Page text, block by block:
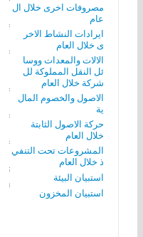
مصروفات اخرى خلال ال
عام
ايرادات النشاط الاخر
ى خلال العام
الالات والمعدات ووسا
ئل النقل المملوكة لل
شركة خلال العام
الاصول والخصوم المال
ية
حركة الاصول الثابتة
خلال العام
المشروعات تحت التنفي
ذ خلال العام
استبيان البيئة
استبيان المخزون